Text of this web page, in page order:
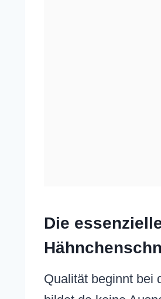
Die
Qualität beginnt bei